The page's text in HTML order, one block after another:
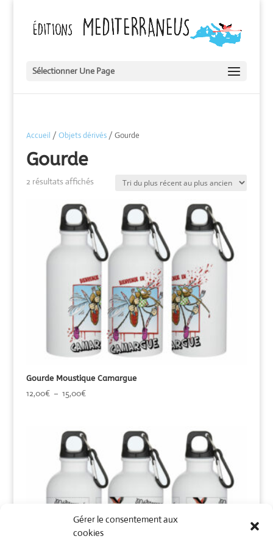
Gérer le consentement aux
cookies
Sélectionner Une Page
Accueil / Objets dérivés/ Gourde
Gourde
2 résultats affichésTrié
récent
au
plus
ancien
Gourde Moustique Camargue
12,00€ – 15,00€Plage
12,00€
à
15,00€